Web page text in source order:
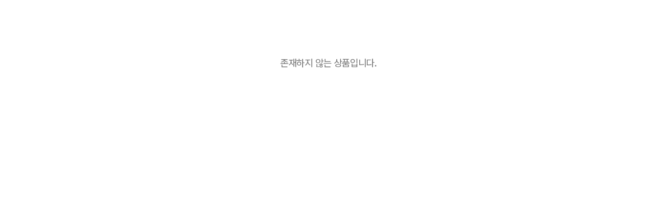
존재하지 않는 상품입니다.